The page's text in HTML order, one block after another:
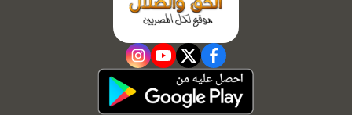
facebook
twitter
youtube
instagram